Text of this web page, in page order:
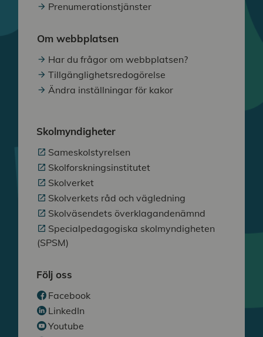
Prenumerationstjänster
Om webbplatsen
Har du frågor om webbplatsen?
Tillgänglighetsredogörelse
Ändra inställningar för kakor
Skolmyndigheter
Sameskolstyrelsen
Skolforskningsinstitutet
Skolverket
Skolverkets råd och vägledning
Skolväsendets överklagandenämnd
Specialpedagogiska skolmyndigheten
(SPSM)
Följ oss
Facebook
LinkedIn
Youtube